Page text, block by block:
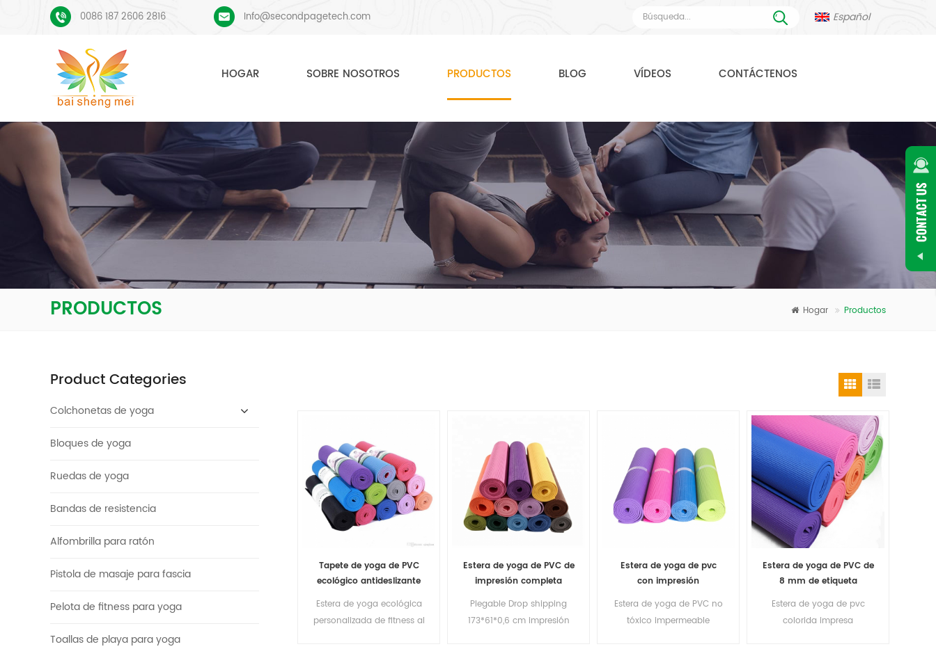
0086 187 2606 2816 Info@secondpagetech.com Español
HOGAR SOBRE NOSOTROS PRODUCTOS BLOG VÍDEOS CONTÁCTENOS
PRODUCTOS Hogar Productos
Product Categories
Colchonetas de yoga
Bloques de yoga
Ruedas de yoga
Bandas de resistencia
Alfombrilla para ratón
Pistola de masaje para fascia
Pelota de fitness para yoga
Toallas de playa para yoga
Tapete de yoga de PVC
ecológico antideslizante
personalizado de 72 "x 24"
Estera de yoga ecológica
personalizada de fitness al
Estera de yoga de PVC de
impresión completa
ambiente con logotipo
Plegable Drop shipping
173*61*0,6 cm impresión
Estera de yoga de pvc
con impresión
material impermeable
antideslizante al por
Estera de yoga de PVC no
tóxico impermeable
Estera de yoga de PVC de
8 mm de etiqueta
directo de fábrica
Estera de yoga de pvc
colorida impresa